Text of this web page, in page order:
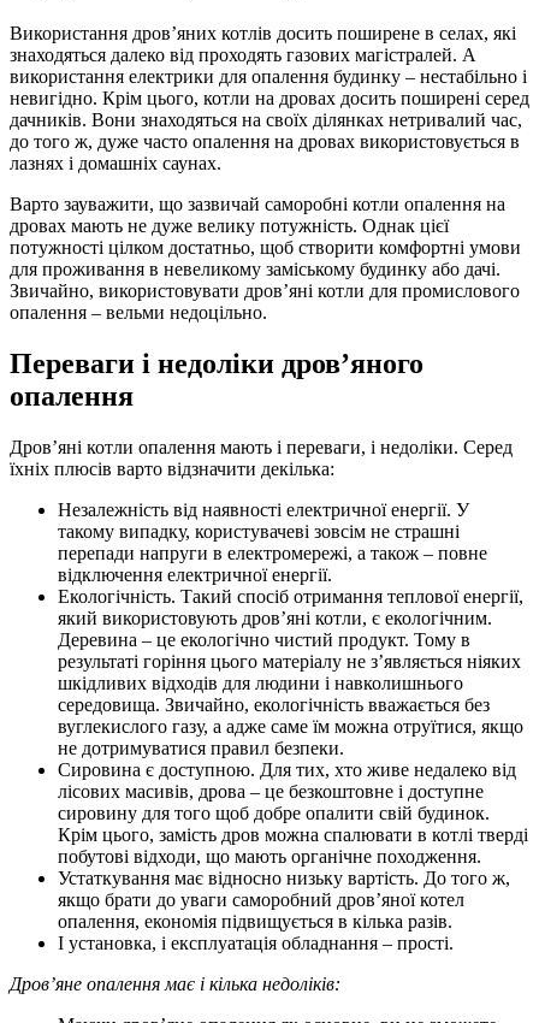
Використання дров’яних котлів досить поширене в селах, які
знаходяться далеко від проходять газових магістралей. А
використання електрики для опалення будинку – нестабільно і
невигідно. Крім цього, котли на дровах досить поширені серед
дачників. Вони знаходяться на своїх ділянках нетривалий час,
до того ж, дуже часто опалення на дровах використовується в
лазнях і домашніх саунах.
Варто зауважити, що зазвичай саморобні котли опалення на
дровах мають не дуже велику потужність. Однак цієї
потужності цілком достатньо, щоб створити комфортні умови
для проживання в невеликому заміському будинку або дачі.
Звичайно, використовувати дров’яні котли для промислового
опалення – вельми недоцільно.
Переваги і недоліки дров’яного
опалення
Дров’яні котли опалення мають і переваги, і недоліки. Серед
їхніх плюсів варто відзначити декілька:
Незалежність від наявності електричної енергії. У
такому випадку, користувачеві зовсім не страшні
перепади напруги в електромережі, а також – повне
відключення електричної енергії.
Екологічність. Такий спосіб отримання теплової енергії,
який використовують дров’яні котли, є екологічним.
Деревина – це екологічно чистий продукт. Тому в
результаті горіння цього матеріалу не з’являється ніяких
шкідливих відходів для людини і навколишнього
середовища. Звичайно, екологічність вважається без
вуглекислого газу, а адже саме їм можна отруїтися, якщо
не дотримуватися правил безпеки.
Сировина є доступною. Для тих, хто живе недалеко від
лісових масивів, дрова – це безкоштовне і доступне
сировину для того щоб добре опалити свій будинок.
Крім цього, замість дров можна спалювати в котлі тверді
побутові відходи, що мають органічне походження.
Устаткування має відносно низьку вартість. До того ж,
якщо брати до уваги саморобний дров’яної котел
опалення, економія підвищується в кілька разів.
І установка, і експлуатація обладнання – прості.
Дров’яне опалення має і кілька недоліків: